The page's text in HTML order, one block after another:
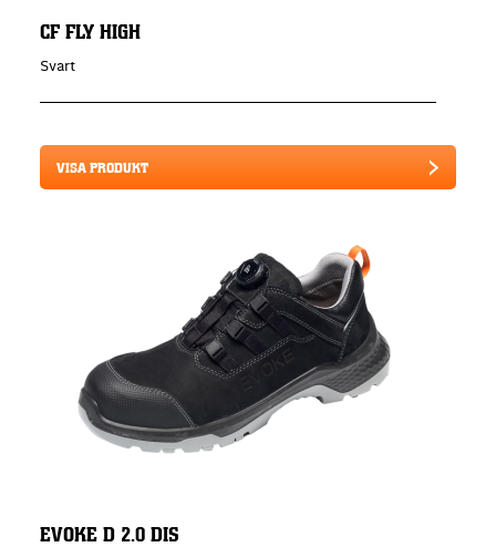
CF FLY HIGH
Svart
VISA PRODUKT
EVOKE D 2.0 DIS